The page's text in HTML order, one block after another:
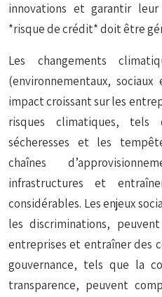
innovations et garantir
*risque de crédit* doit être
Les changements
(environnementaux,
impact croissant sur les
risques climatiques,
sécheresses et les
chaînes
infrastructures et
considérables. Les enjeux
les discriminations,
entreprises et entraîner des
gouvernance, tels que la
transparence, peuvent